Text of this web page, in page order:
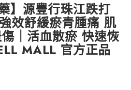
】源豐行珠江跌打
效舒緩瘀青腫痛 肌
｜活血散瘀 快速恢
MALL 官方正品